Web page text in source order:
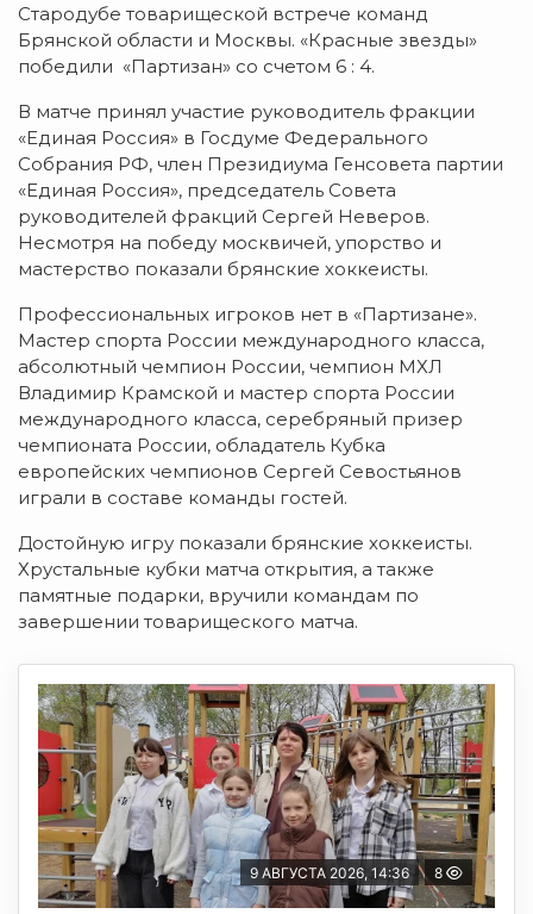
Стародубе товарищеской встрече команд
Брянской области и Москвы. «Красные звезды»
победили «Партизан» со счетом 6 : 4.
В матче принял участие руководитель фракции
«Единая Россия» в Госдуме Федерального
Собрания РФ, член Президиума Генсовета партии
«Единая Россия», председатель Совета
руководителей фракций Сергей Неверов.
Несмотря на победу москвичей, упорство и
мастерство показали брянские хоккеисты.
Профессиональных игроков нет в «Партизане».
Мастер спорта России международного класса,
абсолютный чемпион России, чемпион МХЛ
Владимир Крамской и мастер спорта России
международного класса, серебряный призер
чемпионата России, обладатель Кубка
европейских чемпионов Сергей Севостьянов
играли в составе команды гостей.
Достойную игру показали брянские хоккеисты.
Хрустальные кубки матча открытия, а также
памятные подарки, вручили командам по
завершении товарищеского матча.
9 АВГУСТА 2026, 14:36 8